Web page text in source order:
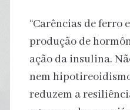
“Carências de ferro
produção de
ação da insulina.
nem
reduzem a